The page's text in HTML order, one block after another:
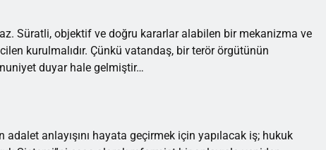
Süratli, objektif ve doğru kararlar alabilen bir mekanizma ve
kurulmalıdır. Çünkü vatandaş, bir terör örgütünün
duyar hale gelmiştir…
anlayışını hayata geçirmek için yapılacak iş; hukuk